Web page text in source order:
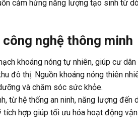
cảm hứng năng lượng tạo sinh từ
nghệ thông minh
khoáng nóng tự nhiên, giúp cư
đô thị. Nguồn khoáng nóng thiên
và chăm sóc sức khỏe.
từ hệ thống an ninh, năng lượng đến
hợp giúp tối ưu hóa hoạt động